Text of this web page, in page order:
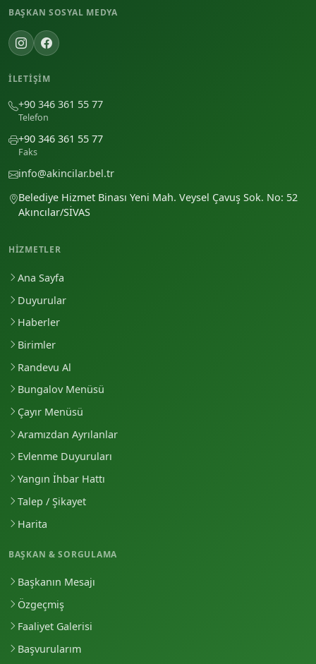
BAŞKAN SOSYAL MEDYA
İLETIŞIM
+90 346 361 55 77
Telefon
+90 346 361 55 77
Faks
info@akincilar.bel.tr
Belediye Hizmet Binası Yeni Mah. Veysel Çavuş Sok. No: 52
Akıncılar/SİVAS
HIZMETLER
Ana Sayfa
Duyurular
Haberler
Birimler
Randevu Al
Bungalov Menüsü
Çayır Menüsü
Aramızdan Ayrılanlar
Evlenme Duyuruları
Yangın İhbar Hattı
Talep / Şikayet
Harita
BAŞKAN & SORGULAMA
Başkanın Mesajı
Özgeçmiş
Faaliyet Galerisi
Başvurularım